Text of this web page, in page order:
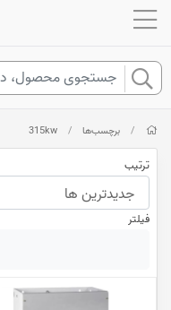
/ برچسب‌ها /
315kw
ترتیب
فیلتر